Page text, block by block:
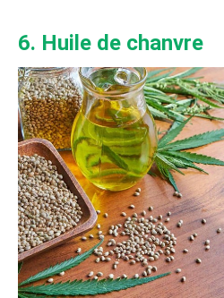
6. Huile de chanvre